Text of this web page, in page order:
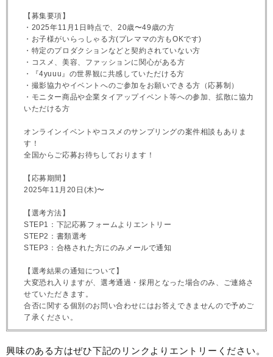
【募集要項】
・2025年11月1日時点で、20歳〜49歳の方
・お子様がいらっしゃる方(プレママの方もOKです)
・特定のプロダクションなどと契約されていない方
・コスメ、美容、ファッションに関心がある方
・『4yuuu』の世界観に共感していただける方
・撮影協力やイベントへのご参加をお願いできる方（応募制）
・モニター商品や企業タイアップイベント等への参加、拡散に協力
いただける方
オンラインイベントやコスメのサンプリングの案件相談もありま
す！
全国からご応募お待ちしております！
【応募期間】
2025年11月20日(木)〜
【選考方法】
STEP1：下記応募フォームよりエントリー
STEP2：書類選考
STEP3：合格された方にのみメールで通知
【選考結果の通知について】
大変恐れ入りますが、選考通過・採用となった場合のみ、ご連絡さ
せていただきます。
合否に関する個別のお問い合わせにはお答えできませんので予めご
了承ください。
興味のある方はぜひ下記のリンクよりエントリーください。